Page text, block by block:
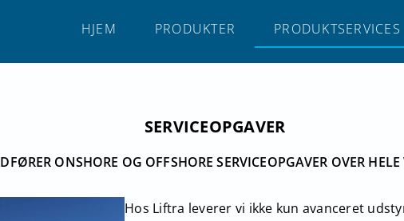
HJEM PRODUKTER PRODUKTSERVICES
SERVICEOPGAVER
ONSHORE OG OFFSHORE SERVICEOPGAVER OVER HELE
Hos Liftra leverer vi ikke kun avanceret